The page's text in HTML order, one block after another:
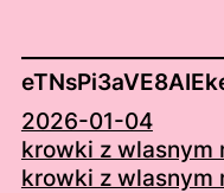
2026-01-04
krowki z wlasnym
krowki z wlasnym